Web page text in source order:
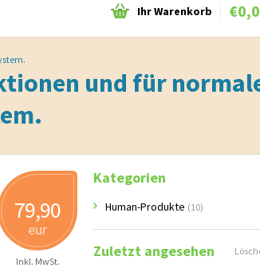
Ihr Warenkorb
und für
79,90
eur
Inkl. MwSt.
Kategorien
Human-Produkte (10)
Zuletzt angesehen